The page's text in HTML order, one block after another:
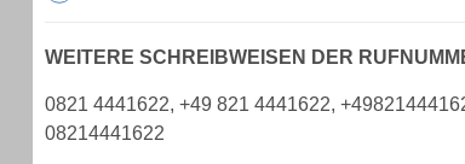
WEITERE SCHREIBWEISEN DER
0821 4441622, +49 821 4441622,
08214441622